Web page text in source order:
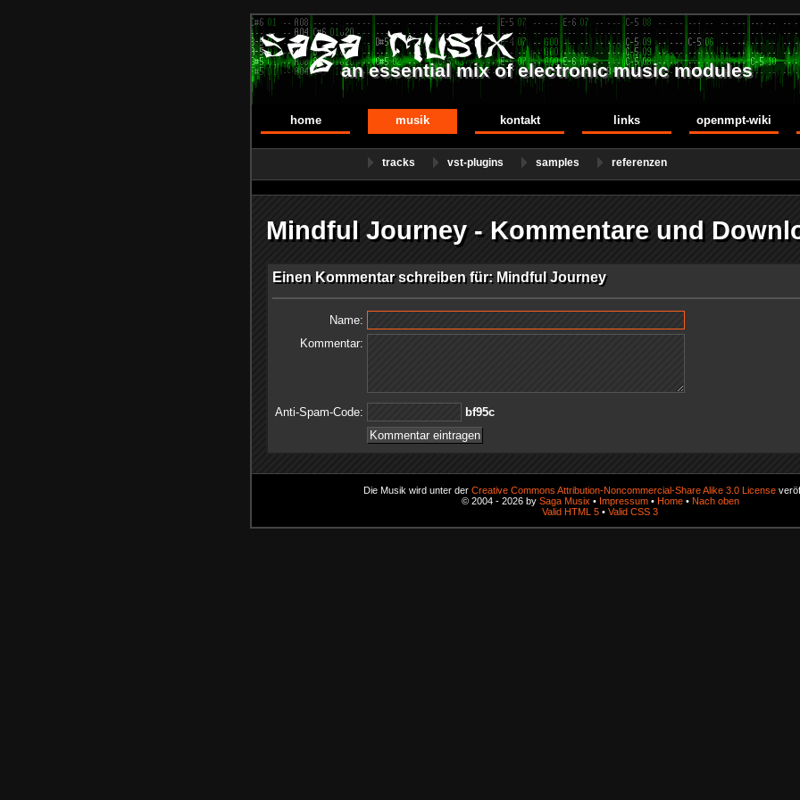
an essential mix of electronic music modules
home musik kontakt links openmpt-wiki
tracks vst-plugins samples referenzen
Mindful Journey - Kommentare und
Einen Kommentar schreiben für: Mindful Journey
Name:
Kommentar:
Anti-Spam-Code: c59fb
Die Musik wird unter der Creative Commons Attribution-Noncommercial-Share Alike 3.0 License
© 2004 - 2026 by Saga Musix • Impressum• Home• Nach oben
Valid HTML 5 • Valid CSS 3